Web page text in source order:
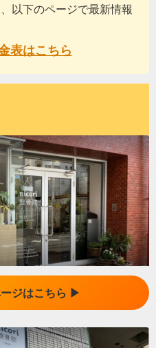
以下のページで最新情報
表はこちら
ジはこちら ▶︎